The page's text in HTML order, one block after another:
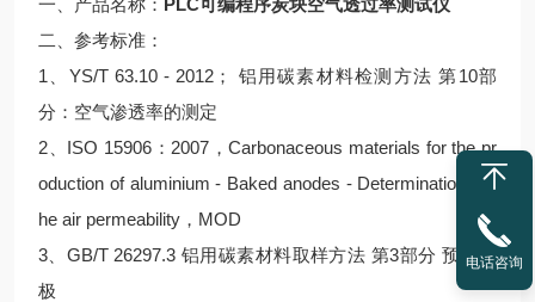
一、产品名称： PLC可编程序炭块空气透过率测试仪
二、参考标准：
1、YS/T 63.10 - 2012； 铝用碳素材料检测方法 第10部
分：空气渗透率的测定
2、ISO 15906：2007，Carbonaceous materials for the pr
oduction of aluminium - Baked anodes - Determination of t
he air permeability，MOD
3、GB/T 26297.3 铝用碳素材料取样方法 第3部分 预焙阳
极
电话咨询